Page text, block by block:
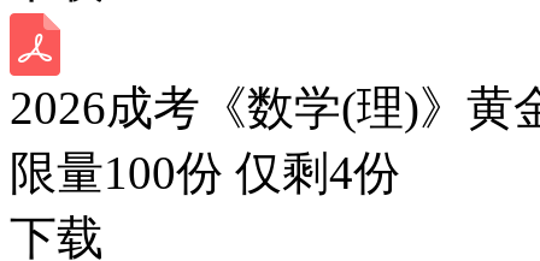
2026成考《数学(理)》黄
限量100份 仅剩4份
下载